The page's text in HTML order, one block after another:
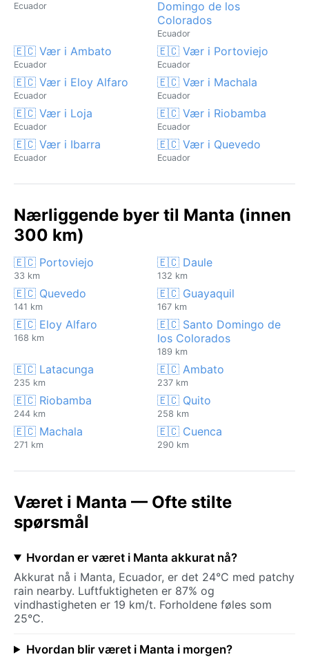
Ecuador
Domingo de los
Colorados
Ecuador
🇪🇨 Vær i Ambato
Ecuador
🇪🇨 Vær i Portoviejo
Ecuador
🇪🇨 Vær i Eloy Alfaro
Ecuador
🇪🇨 Vær i Machala
Ecuador
🇪🇨 Vær i Loja
Ecuador
🇪🇨 Vær i Riobamba
Ecuador
🇪🇨 Vær i Ibarra
Ecuador
🇪🇨 Vær i Quevedo
Ecuador
Nærliggende byer til Manta (innen
300 km)
🇪🇨 Portoviejo
33 km
🇪🇨 Daule
132 km
🇪🇨 Quevedo
141 km
🇪🇨 Guayaquil
167 km
🇪🇨 Eloy Alfaro
168 km
🇪🇨 Santo Domingo de
los Colorados
189 km
🇪🇨 Latacunga
235 km
🇪🇨 Ambato
237 km
🇪🇨 Riobamba
244 km
🇪🇨 Quito
258 km
🇪🇨 Machala
271 km
🇪🇨 Cuenca
290 km
Været i Manta — Ofte stilte
spørsmål
Hvordan er været i Manta akkurat nå?
Akkurat nå i Manta, Ecuador, er det 24°C med patchy
rain nearby. Luftfuktigheten er 87% og
vindhastigheten er 19 km/t. Forholdene føles som
25°C.
Hvordan blir været i Manta i morgen?